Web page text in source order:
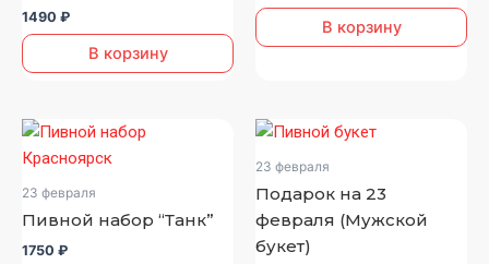
1490 ₽
В корзину
В корзину
23 февраля
Пивной набор “Танк”
1750 ₽
23 февраля
Подарок на 23
февраля (Мужской
букет)